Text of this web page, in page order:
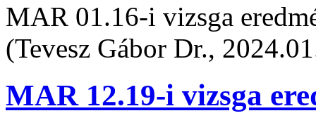
MAR 01.16-i vizsga
(Tevesz Gábor Dr.,
MAR 12.19-i vizsga